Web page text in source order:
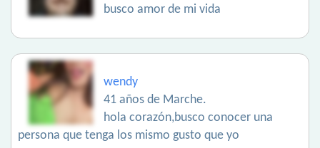
busco amor de mi vida
wendy
41 años de Marche.
hola corazón,busco conocer una
persona que tenga los mismo gusto que yo